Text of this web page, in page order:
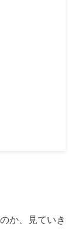
か、見ていき